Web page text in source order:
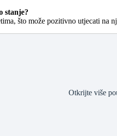
stanje?
što može pozitivno utjecati na
Otkrijte više